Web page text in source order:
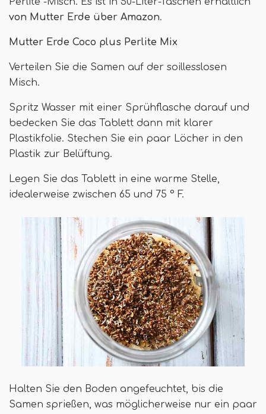
von Mutter Erde über Amazon.
Mutter Erde Coco plus Perlite Mix
Verteilen Sie die Samen auf der soillesslosen
Misch.
Spritz Wasser mit einer Sprühflasche darauf und
bedecken Sie das Tablett dann mit klarer
Plastikfolie. Stechen Sie ein paar Löcher in den
Plastik zur Belüftung.
Legen Sie das Tablett in eine warme Stelle,
idealerweise zwischen 65 und 75 ° F.
Halten Sie den Boden angefeuchtet, bis die
Samen sprießen, was möglicherweise nur ein paar